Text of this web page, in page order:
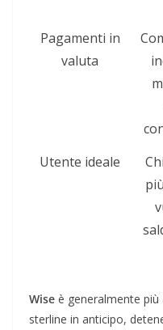
Pagamenti in
valuta
Utente ideale
Wise è generalmente
sterline in anticipo,